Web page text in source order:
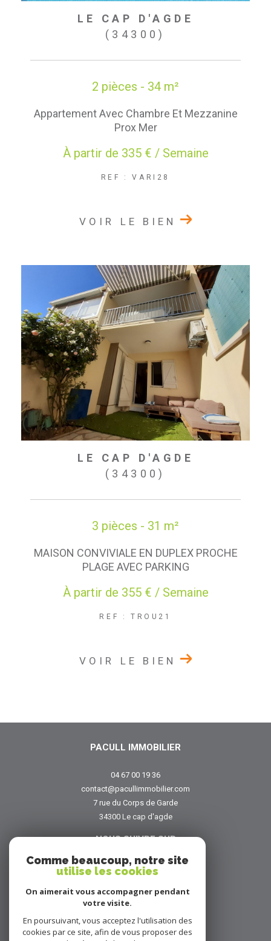
LE CAP D'AGDE
(34300)
2 pièces - 34 m²
Appartement Avec Chambre Et Mezzanine
Prox Mer
À partir de 335 € / Semaine
REF : VARI28
VOIR LE BIEN
LE CAP D'AGDE
(34300)
3 pièces - 31 m²
MAISON CONVIVIALE EN DUPLEX PROCHE
PLAGE AVEC PARKING
À partir de 355 € / Semaine
REF : TROU21
VOIR LE BIEN
PACULL IMMOBILIER
04 67 00 19 36
contact@pacullimmobilier.com
7 rue du Corps de Garde
34300
le cap d'agde
NOUS SUIVRE SUR
ADHÉRENTS
Comme beaucoup, notre site
utilise les cookies
On aimerait vous accompagner pendant
votre visite.
En poursuivant, vous acceptez l'utilisation des
cookies par ce site, afin de vous proposer des